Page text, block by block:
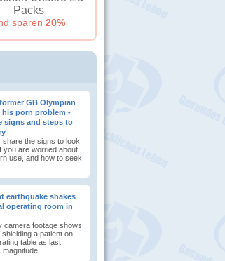
Packs
sparen 20%
GB Olympian
his porn problem -
signs and steps to
share the signs to look
you are worried about
use, and how to seek
earthquake shakes
operating room in
camera footage shows
a patient on
table as last
...